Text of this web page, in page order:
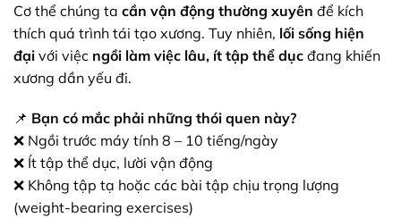
Cơ thể chúng ta cần vận động thường xuyên để kích
thích quá trình tái tạo xương. Tuy nhiên, lối sống hiện
đại với việc ngồi làm việc lâu, ít tập thể dục đang khiến
xương dần yếu đi.
📌 Bạn có mắc phải những thói quen này?
❌ Ngồi trước máy tính 8 – 10 tiếng/ngày
❌ Ít tập thể dục, lười vận động
❌ Không tập tạ hoặc các bài tập chịu trọng lượng
(weight-bearing exercises)